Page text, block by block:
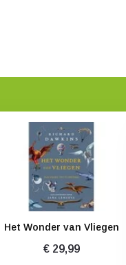
Het Wonder van Vliegen
€ 29,99